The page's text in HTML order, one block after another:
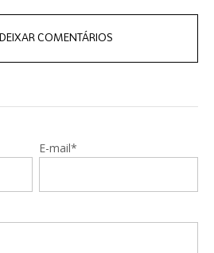
DEIXAR COMENTÁRIOS
E-mail*